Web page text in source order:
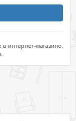
интернет-магазине.